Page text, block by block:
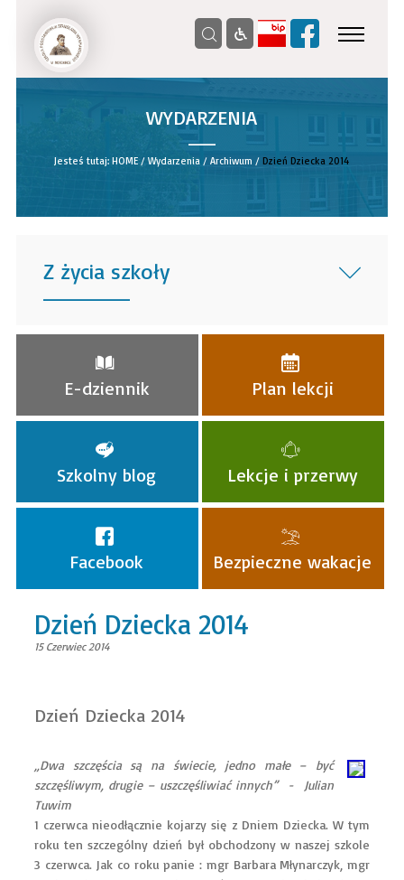
WYDARZENIA
__
Jesteś tutaj:HOME/Wydarzenia /Archiwum /Dzień Dziecka 2014
Z życia szkoły
______
E-dziennik Plan lekcji
Szkolny blog Lekcje i przerwy
Facebook Bezpieczne wakacje
Dzień Dziecka 2014
15 Czerwiec 2014
Dzień Dziecka 2014
„Dwa szczęścia są na świecie, jedno małe – być
szczęśliwym, drugie – uszczęśliwiać innych” - Julian
Tuwim
1 czerwca nieodłącznie kojarzy się z Dniem Dziecka. W tym
roku ten szczególny dzień był obchodzony w naszej szkole
3 czerwca. Jak co roku panie : mgr Barbara Młynarczyk, mgr